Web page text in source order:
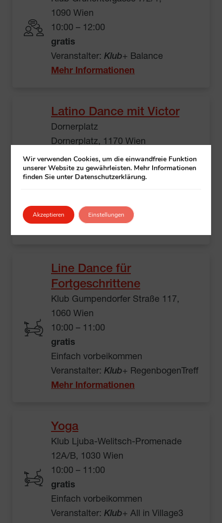
1090 Wien
10:00 – 12:00
gratis
Veranstalter: Klub+ Balance
Mehr Informationen
Latino Dance mit Victor
Dornerplatz
Dornerplatz, 1170 Wien
10:00 – 11:30
gratis
Kalvarienberggasse 29
Line Dance für
Fortgeschrittene
Klub Gumpendorfer Straße 117,
1060 Wien
10:00 – 11:00
gratis
Einfach vorbeikommen
Veranstalter: Klub+ RegenbogenTreff
Mehr Informationen
Yoga
Klub Ljuba-Welitsch-Promenade
12A/B, 1030 Wien
10:00 – 11:00
gratis
Einfach vorbeikommen
Veranstalter: Klub+ All in Village3
Wir verwenden Cookies, um die einwandfreie Funktion
unserer Website zu gewährleisten. Mehr Informationen
finden Sie unter Datenschutzerklärung.
Akzeptieren Einstellungen